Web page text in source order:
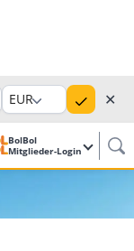
EUR ✕
BolBol
Mitglieder-Login